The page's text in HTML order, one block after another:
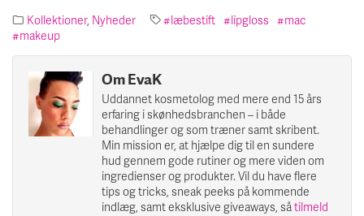
Glams
ansigt
2016)
Kollektioner, Nyheder læbestift lipgloss
mac
makeup
Om EvaK
Uddannet kosmetolog med mere end 15 års
erfaring i skønhedsbranchen – i både
behandlinger og som træner samt skribent.
Min mission er, at hjælpe dig til en sundere
hud gennem gode rutiner og mere viden om
ingredienser og produkter. Vil du have flere
tips og tricks, sneak peeks på kommende
indlæg, samt eksklusive giveaways, såtilmeld